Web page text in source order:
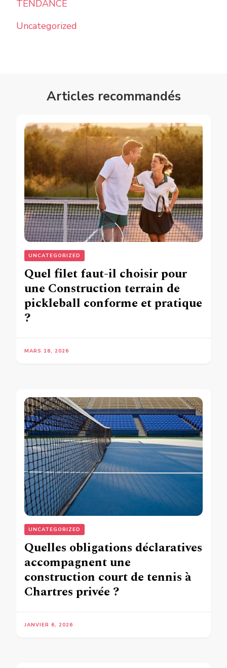
TENDANCE
Uncategorized
Articles recommandés
UNCATEGORIZED
Quel filet faut-il choisir pour
une Construction terrain de
pickleball conforme et pratique
?
MARS 18, 2026
UNCATEGORIZED
Quelles obligations déclaratives
accompagnent une
construction court de tennis à
Chartres privée ?
JANVIER 6, 2026